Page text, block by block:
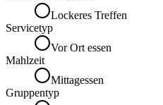
Lockeres Treffen
Servicetyp
Vor Ort essen
Mahlzeit
Mittagessen
Gruppentyp